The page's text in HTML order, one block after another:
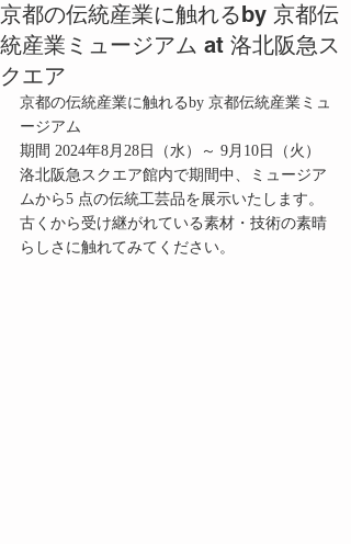
京都の伝統産業に触れるby 京都伝
統産業ミュージアム at 洛北阪急ス
クエア
京都の伝統産業に触れるby 京都伝統産業ミュ
ージアム
期間 2024年8月28日（水）～ 9月10日（火）
洛北阪急スクエア館内で期間中、ミュージア
ムから5 点の伝統工芸品を展示いたします。
古くから受け継がれている素材・技術の素晴
らしさに触れてみてください。